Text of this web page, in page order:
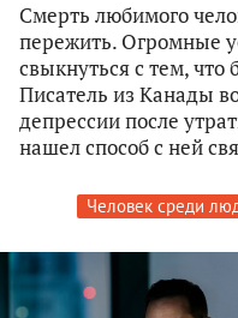
Смерть любимого
пережить. Огромные
свыкнуться с тем, что
Писатель из Канады
депрессии после
нашел способ с ней
Человек среди